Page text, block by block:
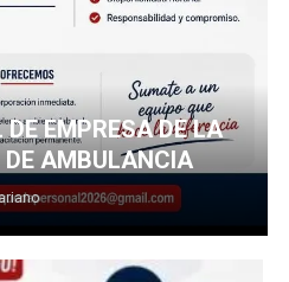
EMPRESA DE LA
DE AMBULANCIA